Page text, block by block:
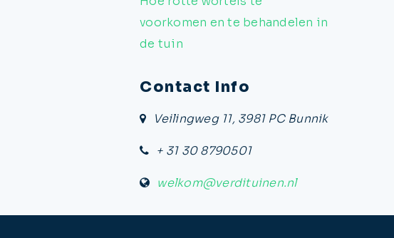
voorkomen en te behandelen in
de tuin
Contact Info
Veilingweg 11, 3981 PC Bunnik
+ 31 30 8790501
welkom@verdituinen.nl